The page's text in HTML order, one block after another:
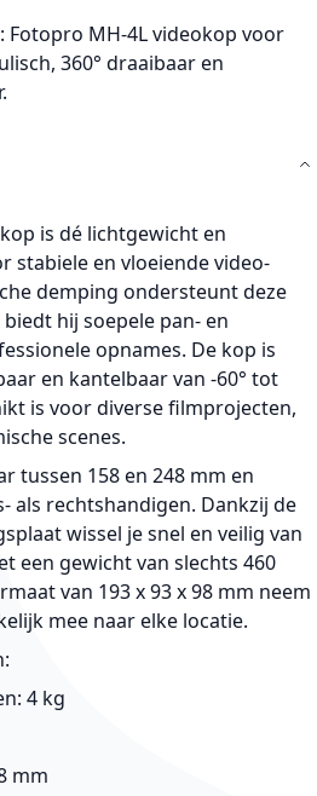
MH-4L videokop voor
360° draaibaar en
is dé lichtgewicht en
stabiele en vloeiende video-
demping ondersteunt deze
hij soepele pan- en
opnames. De kop is
en kantelbaar van -60° tot
is voor diverse filmprojecten,
scenes.
tussen 158 en 248 mm en
als rechtshandigen. Dankzij de
wissel je snel en veilig van
een gewicht van slechts 460
van 193 x 93 x 98 mm neem
mee naar elke locatie.
4 kg
mm